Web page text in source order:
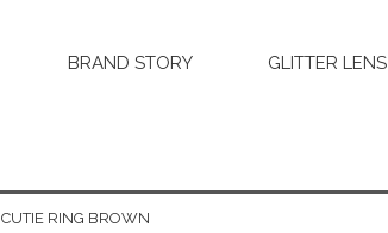
BRAND STORY GLITTER LENS
CUTIE RING BROWN